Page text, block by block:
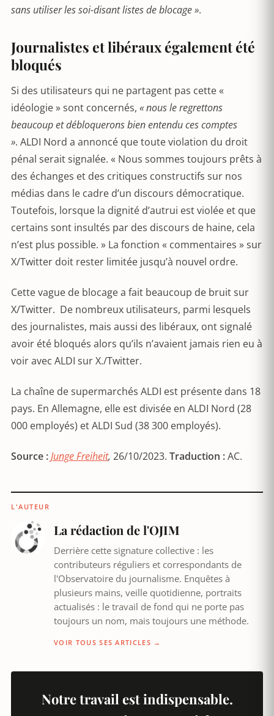
sans utiliser les soi-disant listes de blocage ».
Journalistes et libéraux également été
bloqués
Si des utilisateurs qui ne partagent pas cette «
idéologie » sont concernés, « nous le regrettons
beaucoup et débloquerons bien entendu ces comptes
». ALDI Nord a annoncé que toute violation du droit
pénal serait signalée. « Nous sommes toujours prêts à
des échanges et des critiques constructifs sur nos
médias dans le cadre d’un discours démocratique.
Toutefois, lorsque la dignité d’autrui est violée et que
certains sont insultés par des discours de haine, cela
n’est plus possible. » La fonction « commentaires » sur
X/Twitter doit rester limitée jusqu’à nouvel ordre.
Cette vague de blocage a fait beaucoup de bruit sur
X/Twitter. De nombreux utilisateurs, parmi lesquels
des journalistes, mais aussi des libéraux, ont signalé
avoir été bloqués alors qu’ils n’avaient jamais rien eu à
voir avec ALDI sur X./Twitter.
La chaîne de supermarchés ALDI est présente dans 18
pays. En Allemagne, elle est divisée en ALDI Nord (28
000 employés) et ALDI Sud (38 300 employés).
Source :Junge Freiheit, 26/10/2023. Traduction :AC.
L'AUTEUR
La rédaction de l'OJIM
Derrière cette signature collective : les
contributeurs réguliers et correspondants de
l'Observatoire du journalisme. Enquêtes à
plusieurs mains, veille quotidienne, portraits
actualisés : le travail de fond qui ne porte pas
toujours un nom, mais toujours une méthode.
VOIR TOUS SES ARTICLES →
Notre travail est indispensable.